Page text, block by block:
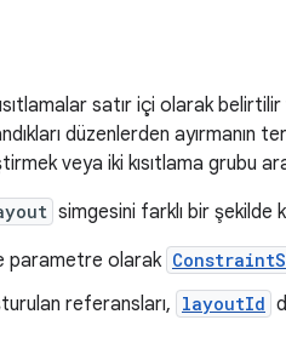
satır içi olarak
düzenlerden ayırmanın
veya iki kısıtlama grubu
simgesini farklı bir şekilde
parametre olarak
referansları, layoutId